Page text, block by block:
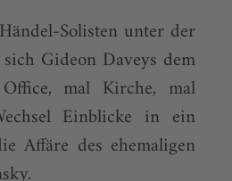
Solisten unter der
Gideon Daveys dem
mal Kirche, mal
Einblicke in ein
Affäre des ehemaligen